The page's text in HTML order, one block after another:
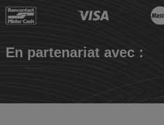
En partenariat avec :